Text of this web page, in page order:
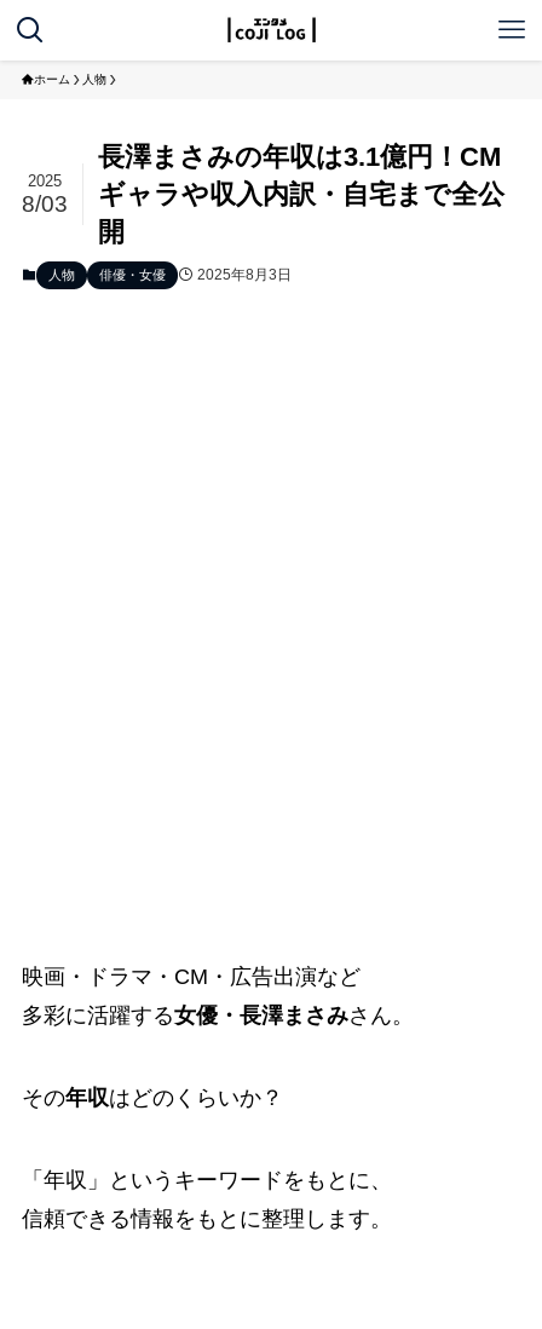
ホーム 人物
長澤まさみの年収は3.1億円！CM
ギャラや収入内訳・自宅まで全公
開
2025
8/03
人物 俳優・女優 2025年8月3日
映画・ドラマ・CM・広告出演など
多彩に活躍する女優・長澤まさみさん。
その年収はどのくらいか？
「年収」というキーワードをもとに、
信頼できる情報をもとに整理します。